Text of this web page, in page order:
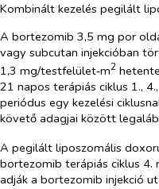
Kombinált kezelés pegilált
A bortezomib 3,5 mg por
vagy subcutan injekcióban
1,3 mg/testfelület‑m2
21 napos terápiás ciklus 1.,
periódus egy kezelési
követő adagjai között
A pegilált liposzomális
bortezomib terápiás ciklus 4.
adják a bortezomib injekció